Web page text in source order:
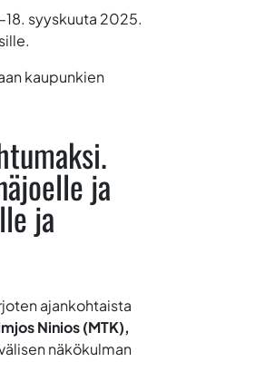
syyskuuta 2025.
kaupunkien
ja
ja
ajankohtaista
Ninios (MTK),
näkökulman